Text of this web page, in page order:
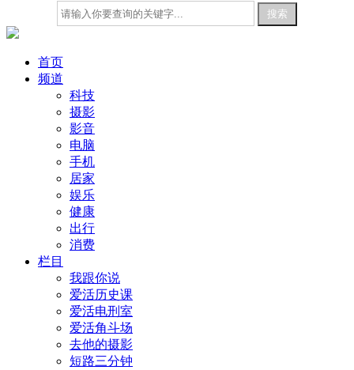
首页
频道
科技
摄影
影音
电脑
手机
居家
娱乐
健康
出行
消费
栏目
我跟你说
爱活历史课
爱活电刑室
爱活角斗场
去他的摄影
短路三分钟